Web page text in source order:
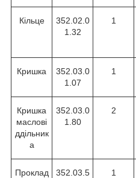
Кільце
352.02.0
1.32
1
Кришка
352.03.0
1.07
1
Кришка
маслові
ддільник
а
352.03.0
1.80
2
Проклад
352.03.5
1